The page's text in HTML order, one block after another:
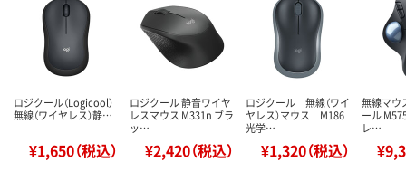
ロジクール（Logicool）
無線（ワイヤレス）静…
¥1,650（税込）
ロジクール 静音ワイヤ
レスマウス M331n ブラ
ッ…
¥2,420（税込）
ロジクール 無線（ワイ
ヤレス）マウス M186
光学…
¥1,320（税込）
無線マウ
ール
レ…